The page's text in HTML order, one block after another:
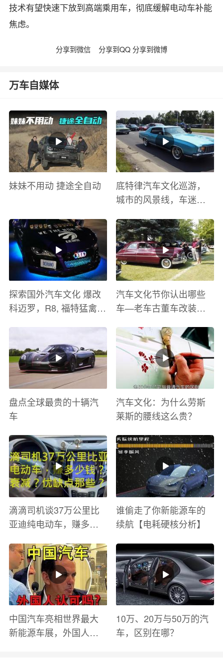
技术有望快速下放到高端乘用车，彻底缓解电动车补能
焦虑。
分享到微信 分享到QQ 分享到微博
万车自媒体
妹妹不用动 捷途全自动
底特律汽车文化巡游，
城市的风景线，车迷的
探索国外汽车文化 爆改
科迈罗，R8, 福特猛禽
汽车文化节你认出哪些
车—老车古董车改装车
盘点全球最贵的十辆汽
车
汽车文化：为什么劳斯
莱斯的腰线这么贵？
滴滴司机谈37万公里比
亚迪纯电动车，赚多少
有哪些？
谁偷走了你新能源车的
续航【电耗硬核分析】
中国汽车亮相世界最大
新能源车展，外国人怎
10万、20万与50万的汽
车，区别在哪？